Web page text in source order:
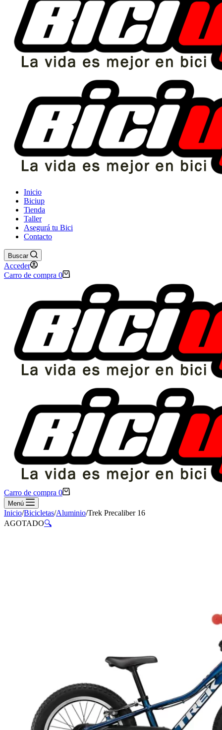
Inicio
Biciup
Tienda
Taller
Asegurá tu Bici
Contacto
Buscar
Acceder
Carro de compra 0
Carro de compra 0
Menú
Inicio/Bicicletas/Aluminio/Trek Precaliber 16
AGOTADO🔍